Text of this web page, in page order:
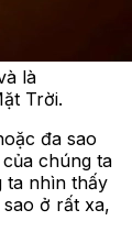
là
Trời.
đa sao
chúng ta
ta nhìn thấy
ở rất xa,